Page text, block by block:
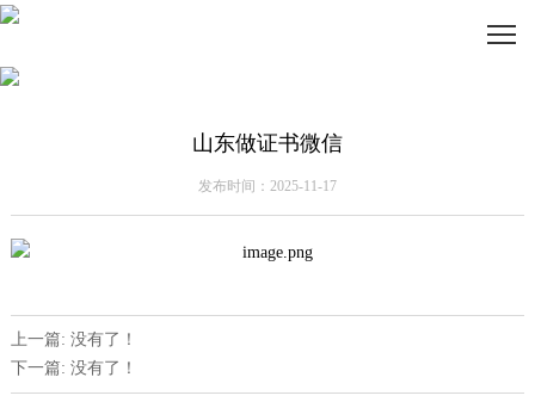
山东做证书微信
发布时间：2025-11-17
上一篇: 没有了！
下一篇: 没有了！